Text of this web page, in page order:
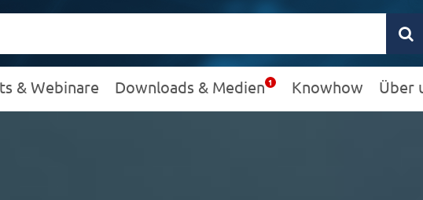
& Webinare Downloads & Medien Knowhow Über